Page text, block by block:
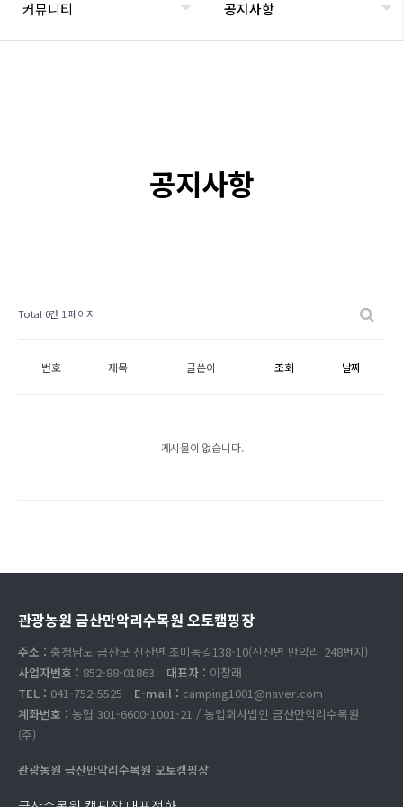
커뮤니티 공지사항
공지사항
Total 0건 1 페이지
번호 제목 글쓴이 조회 날짜
게시물이 없습니다.
관광농원 금산만악리수목원 오토캠핑장
주소 : 충청남도 금산군 진산면 초미동길138-10(진산면 만악리 248번지)
사업자번호 : 852-88-01863 대표자 : 이창래
TEL : 041-752-5525 E-mail : camping1001@naver.com
계좌번호 : 농협 301-6600-1001-21 / 농업회사법인 금산만악리수목원
(주)
관광농원 금산만악리수목원 오토캠핑장